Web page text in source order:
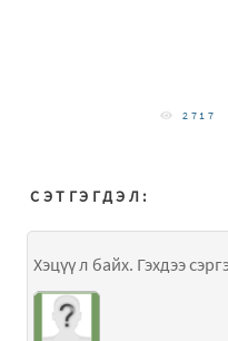
2717
СЭТГЭГДЭЛ:
Хэцүү л байх. Гэхдээ